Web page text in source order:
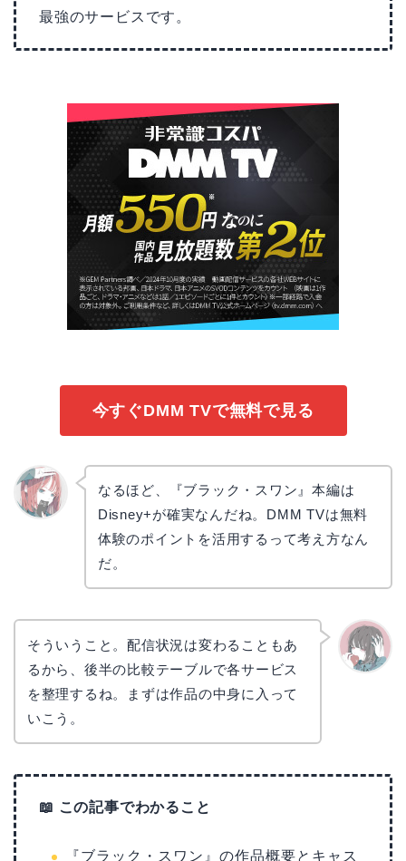
最強のサービスです。
今すぐDMM TVで無料で見る
なるほど、『ブラック・スワン』本編は
Disney+が確実なんだね。DMM TVは無料
体験のポイントを活用するって考え方なん
だ。
そういうこと。配信状況は変わることもあ
るから、後半の比較テーブルで各サービス
を整理するね。まずは作品の中身に入って
いこう。
📖 この記事でわかること
『ブラック・スワン』の作品概要とキャス